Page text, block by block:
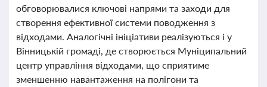
обговорювалися ключові напрями та заходи для
створення ефективної системи поводження з
відходами. Аналогічні ініціативи реалізуються і у
Вінницькій громаді, де створюється Муніципальний
центр управління відходами, що сприятиме
зменшенню навантаження на полігони та